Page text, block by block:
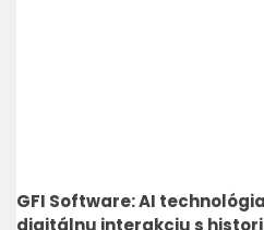
GFI Software: AI
digitálnu interakciu s